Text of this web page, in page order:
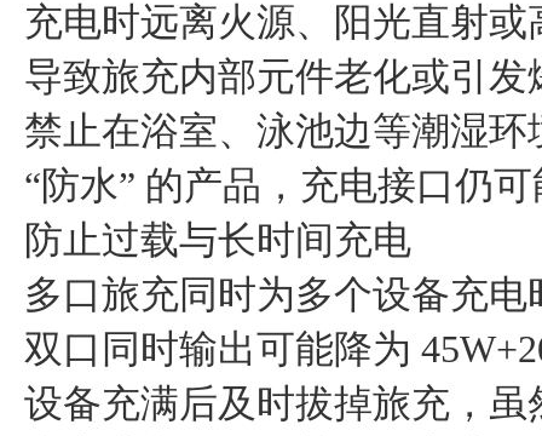
充电时远离火源、阳光直射
导致旅充内部元件老化或引发
禁止在浴室、泳池边等潮湿
“防水” 的产品，充电接口仍
防止过载与长时间充电
多口旅充同时为多个设备充电
双口同时输出可能降为
设备充满后及时拔掉旅充，